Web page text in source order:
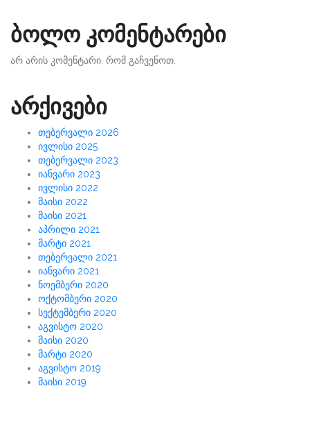
ბოლო კომენტარები
არ არის კომენტარი, რომ გაჩვენოთ.
არქივები
თებერვალი 2026
ივლისი 2025
თებერვალი 2023
იანვარი 2023
ივლისი 2022
მაისი 2022
მაისი 2021
აპრილი 2021
მარტი 2021
თებერვალი 2021
იანვარი 2021
ნოემბერი 2020
ოქტომბერი 2020
სექტემბერი 2020
აგვისტო 2020
მაისი 2020
მარტი 2020
აგვისტო 2019
მაისი 2019